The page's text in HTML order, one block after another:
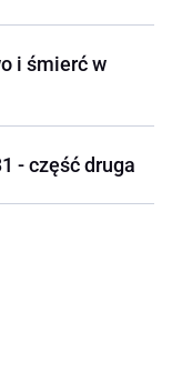
i śmierć w
- część druga